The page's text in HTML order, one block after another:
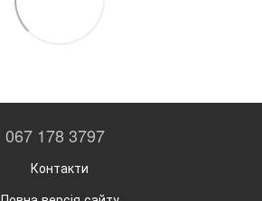
067 178 3797
Контакти